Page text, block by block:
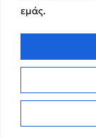
εμάς.
Insights
Νέα
ΜΜΕ